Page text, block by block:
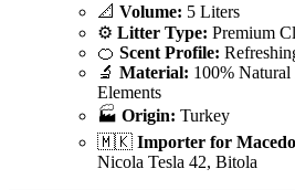
📐 Volume: 5 Liters
⚙️ Litter Type: Premium
🍊 Scent Profile:
🔬 Material: 100%
Elements
🏭 Origin: Turkey
🇲🇰 Importer for
Nicola Tesla 42, Bitola